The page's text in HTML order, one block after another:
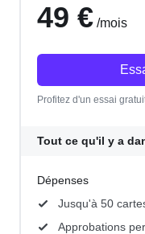
49 € /mois
Profitez d'un essai
Tout ce qu'il y a
Dépenses
Jusqu'à 50
Approbations